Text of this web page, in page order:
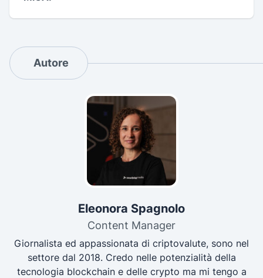
Autore
Eleonora Spagnolo
Content Manager
Giornalista ed appassionata di criptovalute, sono nel
settore dal 2018. Credo nelle potenzialità della
tecnologia blockchain e delle crypto ma mi tengo a